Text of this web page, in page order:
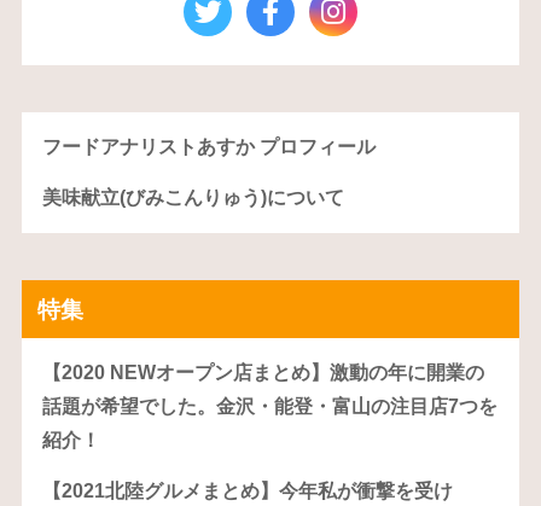
フードアナリストあすか プロフィール
美味献立(びみこんりゅう)について
特集
【2020 NEWオープン店まとめ】激動の年に開業の
話題が希望でした。金沢・能登・富山の注目店7つを
紹介！
【2021北陸グルメまとめ】今年私が衝撃を受け